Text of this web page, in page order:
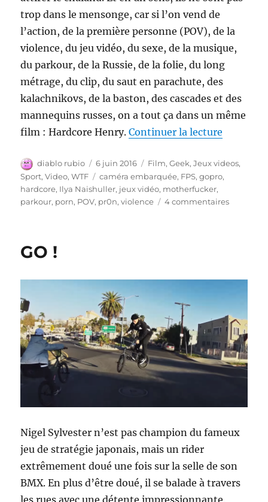
trop dans le mensonge, car si l’on vend de
l’action, de la première personne (POV), de la
violence, du jeu vidéo, du sexe, de la musique,
du parkour, de la Russie, de la folie, du long
métrage, du clip, du saut en parachute, des
kalachnikovs, de la baston, des cascades et des
mannequins russes, on a tout ça dans un même
film : Hardcore Henry.Continuer la lecture
Auteur
diablo rubio
Publié
le
6 juin 2016 Catégories
Film,Geek,Jeux videos,
Sport,Video,WTF Étiquettes
caméra embarquée, FPS,gopro,
hardcore, Ilya Naishuller, jeux vidéo, motherfucker,
parkour, porn, POV, pr0n,violence 4 commentairessur
GO !
Nigel Sylvester n’est pas champion du fameux
jeu de stratégie japonais, mais un rider
extrêmement doué une fois sur la selle de son
BMX. En plus d’être doué, il se balade à travers
les rues avec une détente impressionnante,